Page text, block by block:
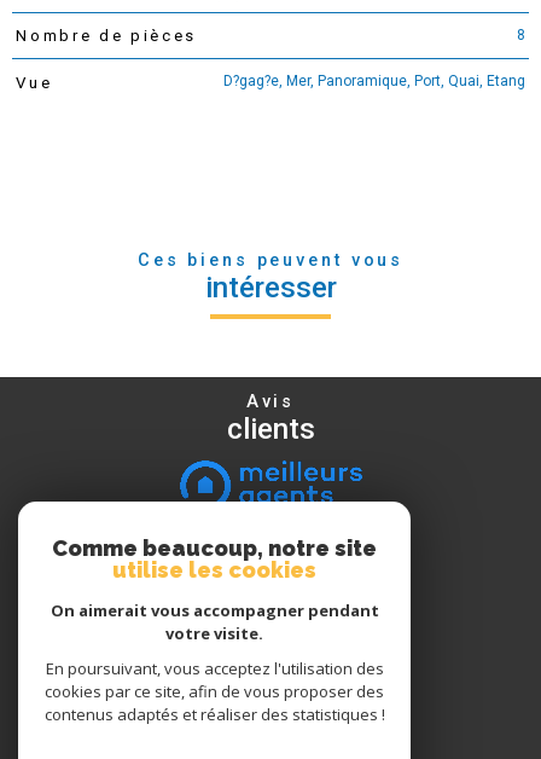
Nombre de pièces 8
Vue D?gag?e, Mer, Panoramique, Port, Quai, Etang
Ces biens peuvent vous
intéresser
Avis
clients
Nous
suivre
Nous
adhérons
Comme beaucoup, notre site
utilise les cookies
On aimerait vous accompagner pendant
votre visite.
En poursuivant, vous acceptez l'utilisation des
cookies par ce site, afin de vous proposer des
contenus adaptés et réaliser des statistiques !